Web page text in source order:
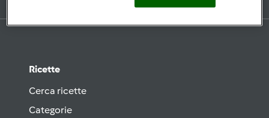
Ricette
Cerca ricette
Categorie